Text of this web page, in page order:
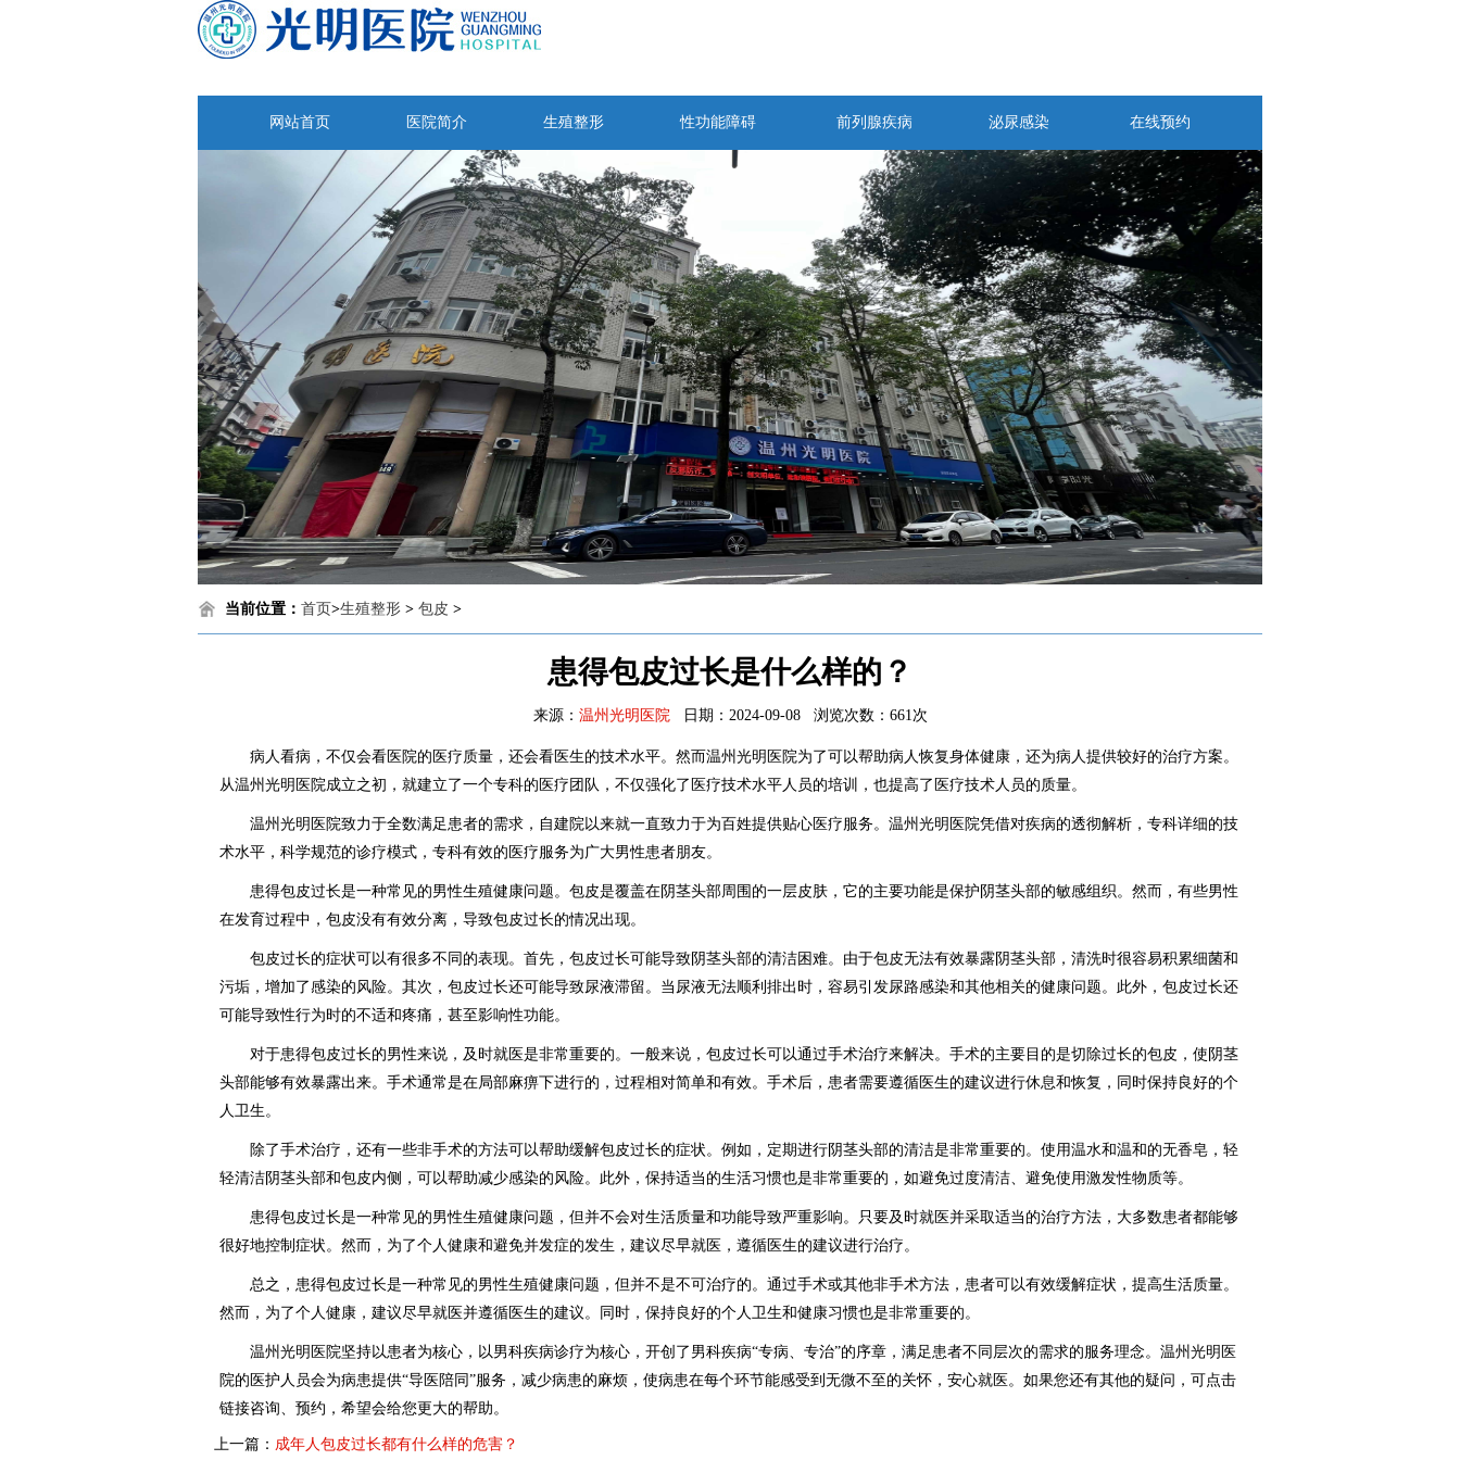
网站首页 医院简介 生殖整形 性功能障碍 前列腺疾病 泌尿感染 在线预约
当前位置： 首页>生殖整形 > 包皮 >
患得包皮过长是什么样的？
来源： 温州光明医院日期： 2024-09-08浏览次数： 661次
病人看病，不仅会看医院的医疗质量，还会看医生的技术水平。然而温州光明医院为了可以帮助病人恢复身体健康，还为病人提供较好的治疗方案。
从温州光明医院成立之初，就建立了一个专科的医疗团队，不仅强化了医疗技术水平人员的培训，也提高了医疗技术人员的质量。
温州光明医院致力于全数满足患者的需求，自建院以来就一直致力于为百姓提供贴心医疗服务。温州光明医院凭借对疾病的透彻解析，专科详细的技
术水平，科学规范的诊疗模式，专科有效的医疗服务为广大男性患者朋友。
患得包皮过长是一种常见的男性生殖健康问题。包皮是覆盖在阴茎头部周围的一层皮肤，它的主要功能是保护阴茎头部的敏感组织。然而，有些男性
在发育过程中，包皮没有有效分离，导致包皮过长的情况出现。
包皮过长的症状可以有很多不同的表现。首先，包皮过长可能导致阴茎头部的清洁困难。由于包皮无法有效暴露阴茎头部，清洗时很容易积累细菌和
污垢，增加了感染的风险。其次，包皮过长还可能导致尿液滞留。当尿液无法顺利排出时，容易引发尿路感染和其他相关的健康问题。此外，包皮过长还
可能导致性行为时的不适和疼痛，甚至影响性功能。
对于患得包皮过长的男性来说，及时就医是非常重要的。一般来说，包皮过长可以通过手术治疗来解决。手术的主要目的是切除过长的包皮，使阴茎
头部能够有效暴露出来。手术通常是在局部麻痹下进行的，过程相对简单和有效。手术后，患者需要遵循医生的建议进行休息和恢复，同时保持良好的个
人卫生。
除了手术治疗，还有一些非手术的方法可以帮助缓解包皮过长的症状。例如，定期进行阴茎头部的清洁是非常重要的。使用温水和温和的无香皂，轻
轻清洁阴茎头部和包皮内侧，可以帮助减少感染的风险。此外，保持适当的生活习惯也是非常重要的，如避免过度清洁、避免使用激发性物质等。
患得包皮过长是一种常见的男性生殖健康问题，但并不会对生活质量和功能导致严重影响。只要及时就医并采取适当的治疗方法，大多数患者都能够
很好地控制症状。然而，为了个人健康和避免并发症的发生，建议尽早就医，遵循医生的建议进行治疗。
总之，患得包皮过长是一种常见的男性生殖健康问题，但并不是不可治疗的。通过手术或其他非手术方法，患者可以有效缓解症状，提高生活质量。
然而，为了个人健康，建议尽早就医并遵循医生的建议。同时，保持良好的个人卫生和健康习惯也是非常重要的。
温州光明医院坚持以患者为核心，以男科疾病诊疗为核心，开创了男科疾病“专病、专治”的序章，满足患者不同层次的需求的服务理念。温州光明医
院的医护人员会为病患提供“导医陪同”服务，减少病患的麻烦，使病患在每个环节能感受到无微不至的关怀，安心就医。如果您还有其他的疑问，可点击
链接咨询、预约，希望会给您更大的帮助。
上一篇： 成年人包皮过长都有什么样的危害？